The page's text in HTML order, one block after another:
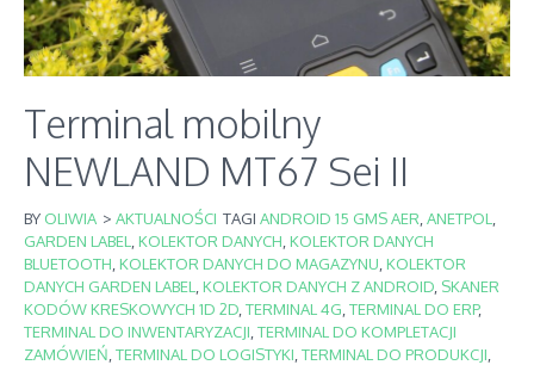
Terminal mobilny
NEWLAND MT67 Sei II
BY OLIWIA > AKTUALNOŚCI TAGI ANDROID 15 GMS AER ANETPOL
GARDEN LABEL
KOLEKTOR DANYCH KOLEKTOR DANYCH
BLUETOOTH KOLEKTOR DANYCH DO MAGAZYNU KOLEKTOR
DANYCH GARDEN LABEL
KOLEKTOR DANYCH Z ANDROID SKANER
KODÓW KRESKOWYCH 1D 2D TERMINAL 4G TERMINAL DO ERP,
TERMINAL DO INWENTARYZACJI TERMINAL DO KOMPLETACJI
ZAMÓWIEŃ TERMINAL DO LOGISTYKI TERMINAL DO PRODUKCJI